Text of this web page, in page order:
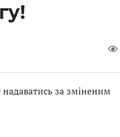
надаватись за зміненим